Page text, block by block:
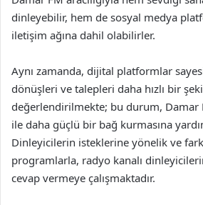
dinleyebilir, hem de sosyal medya
iletişim ağına dahil olabilirler.
Aynı zamanda, dijital platformlar
dönüşleri ve talepleri daha hızlı bir
değerlendirilmekte; bu durum, Damar
ile daha güçlü bir bağ kurmasına
Dinleyicilerin isteklerine yönelik ve
programlarla, radyo kanalı
cevap vermeye çalışmaktadır.